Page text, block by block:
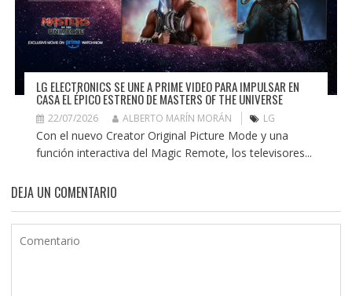
LG ELECTRONICS SE UNE A PRIME VIDEO PARA IMPULSAR EN
CASA EL ÉPICO ESTRENO DE MASTERS OF THE UNIVERSE
22/07/2026 ALBERTO MARÍN MORÁN LG
Con el nuevo Creator Original Picture Mode y una
función interactiva del Magic Remote, los televisores...
DEJA UN COMENTARIO